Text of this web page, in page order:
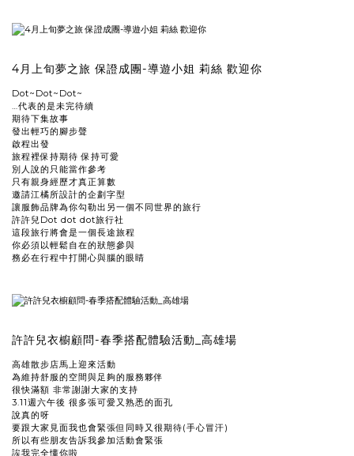
4月上旬夢之旅 保證成團-導遊小姐 莉絲 歡迎你
Dot~Dot~Dot~
…代表的是未完待續
期待下集故事
發出輕巧的腳步聲
啟程出發
旅程裡保持期待 保持可愛
別人說的只能當作參考
只有親身經歷才真正算數
邀請江橘所設計的企劃字型
讓服飾品牌為你勾勒出另一個不同世界的旅行
許許兒Dot dot dot旅行社
這段旅行將會是一個長途旅程
你必須以輕鬆自在的狀態參與
務必在行程中打開心與腦的眼睛
許許兒衣櫥顧問-春季搭配體驗活動_高雄場
高雄散步店馬上迎來活動
為維持舒服的空間與足夠的服務夥伴
很快滿額 非常謝謝大家的支持
3.11週六午後 很多張可愛又熟悉的面孔
說真的呀
要跟大家見面我也會緊張但同時又很期待(手心冒汗)
所以有些朋友告訴我參加活動會緊張
誒我完全懂你啦